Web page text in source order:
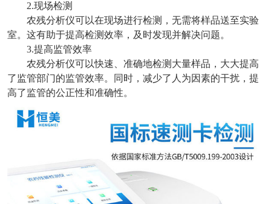
2.现场检测
农残分析仪可以在现场进行检测，无需将样品送至实验
室。这有助于提高检测效率，及时发现并解决问题。
3.提高监管效率
农残分析仪可以快速、准确地检测大量样品，大大提高
了监管部门的监管效率。同时，减少了人为因素的干扰，提
高了监管的公正性和准确性。